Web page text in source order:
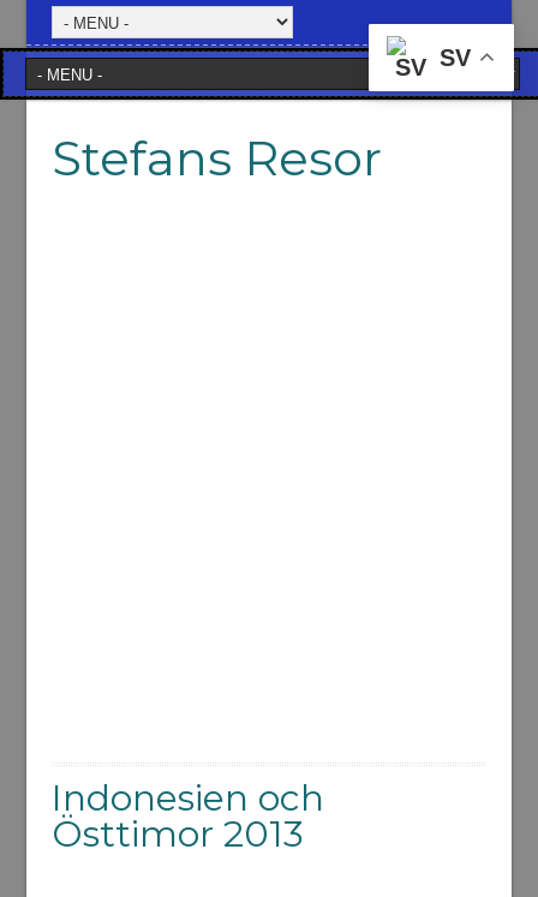
Stefans Resor
Indonesien och
Östtimor 2013
SV